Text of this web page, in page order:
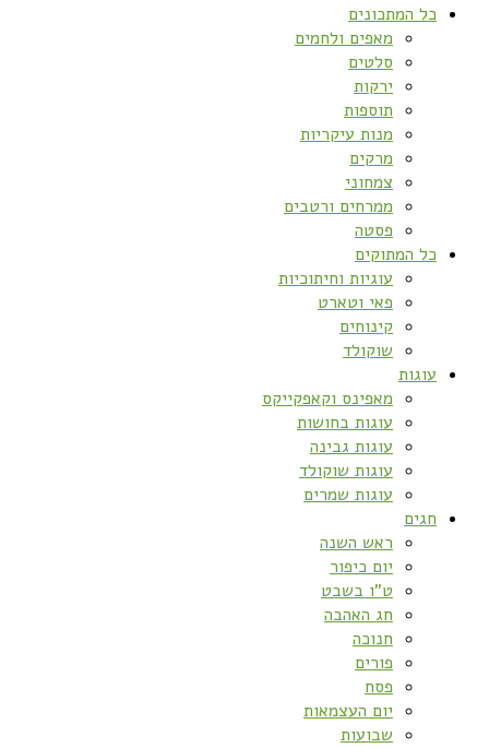
כל המתכונים
מאפים ולחמים
סלטים
ירקות
תוספות
מנות עיקריות
מרקים
צמחוני
ממרחים ורטבים
פסטה
כל המתוקים
עוגיות וחיתוכיות
פאי וטארט
קינוחים
שוקולד
עוגות
מאפינס וקאפקייקס
עוגות בחושות
עוגות גבינה
עוגות שוקולד
עוגות שמרים
חגים
ראש השנה
יום כיפור
ט”ו בשבט
חג האהבה
חנוכה
פורים
פסח
יום העצמאות
שבועות